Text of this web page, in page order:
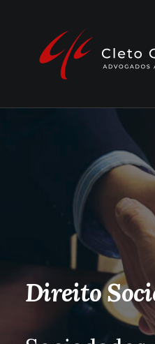
Direito